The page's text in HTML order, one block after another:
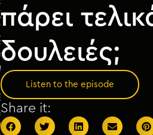
πάρει
δουλειές;
Listen to the episode
Share it: